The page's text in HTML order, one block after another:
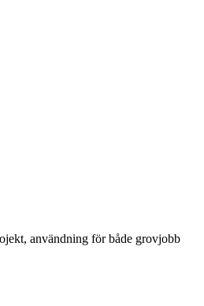
användning för både grovjobb